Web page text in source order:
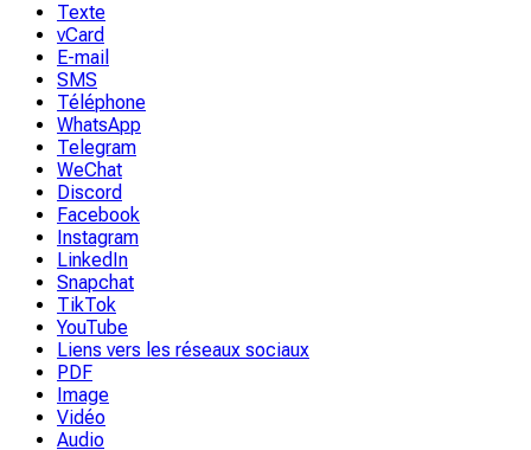
Texte
vCard
E-mail
SMS
Téléphone
WhatsApp
Telegram
WeChat
Discord
Facebook
Instagram
LinkedIn
Snapchat
TikTok
YouTube
Liens vers les réseaux sociaux
PDF
Image
Vidéo
Audio